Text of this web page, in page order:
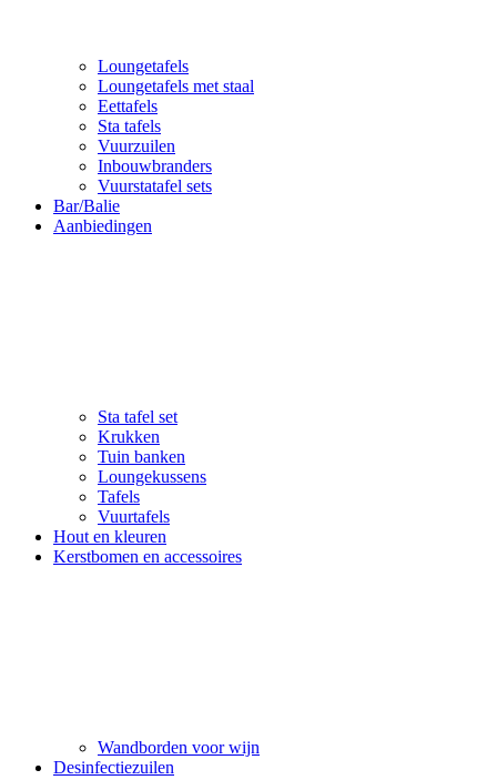
Loungetafels
Loungetafels met staal
Eettafels
Sta tafels
Vuurzuilen
Inbouwbranders
Vuurstatafel sets
Bar/Balie
Aanbiedingen
Sta tafel set
Krukken
Tuin banken
Loungekussens
Tafels
Vuurtafels
Hout en kleuren
Kerstbomen en accessoires
Wandborden voor wijn
Desinfectiezuilen